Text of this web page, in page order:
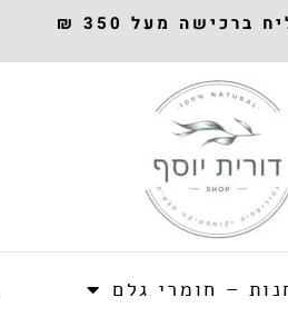
מעל 350 ₪
– חומרי גלם